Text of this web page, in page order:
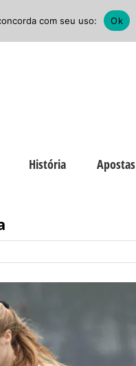
História Apostas
com seu uso: Ok